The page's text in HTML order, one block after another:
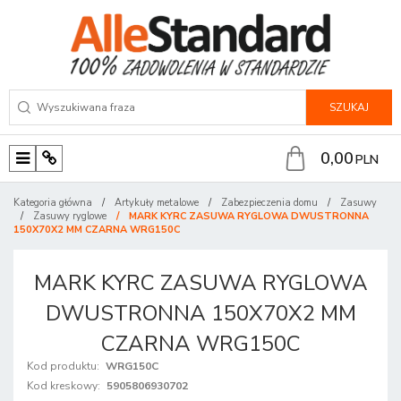
SZUKAJ
M
n
u
P
n
e
0,00PLN
Kategoria główna / Artykuły metalowe / Zabezpieczenia domu /
Zasuwy
/
Zasuwy ryglowe /
MARK KYRC ZASUWA RYGLOWA DWUSTRONNA
150X70X2 MM CZARNA WRG150C
MARK KYRC ZASUWA RYGLOWA
DWUSTRONNA 150X70X2 MM
CZARNA WRG150C
Kod produktu: WRG150C
Kod kreskowy: 5905806930702